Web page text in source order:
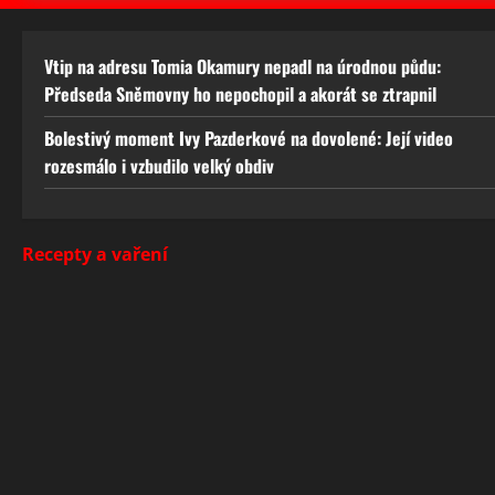
Vtip na adresu Tomia Okamury nepadl na úrodnou půdu:
Předseda Sněmovny ho nepochopil a akorát se ztrapnil
Bolestivý moment Ivy Pazderkové na dovolené: Její video
rozesmálo i vzbudilo velký obdiv
Recepty a vaření